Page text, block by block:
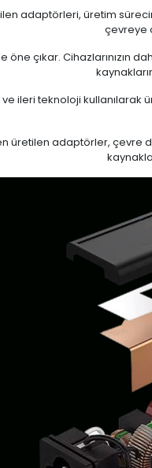
adaptörleri, üretim
çevreye
çıkar. Cihazlarınızın
ileri teknoloji kullanılarak
adaptörler, çevre